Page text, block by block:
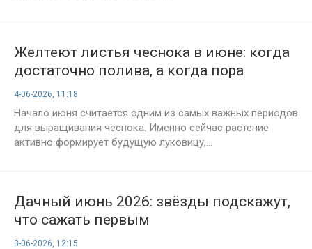
Желтеют листья чеснока в июне: когда
достаточно полива, а когда пора
спасать урожай
4-06-2026, 11:18
Начало июня считается одним из самых важных периодов
для выращивания чеснока. Именно сейчас растение
активно формирует будущую луковицу,...
Дачный июнь 2026: звёзды подскажут,
что сажать первым
3-06-2026, 12:15